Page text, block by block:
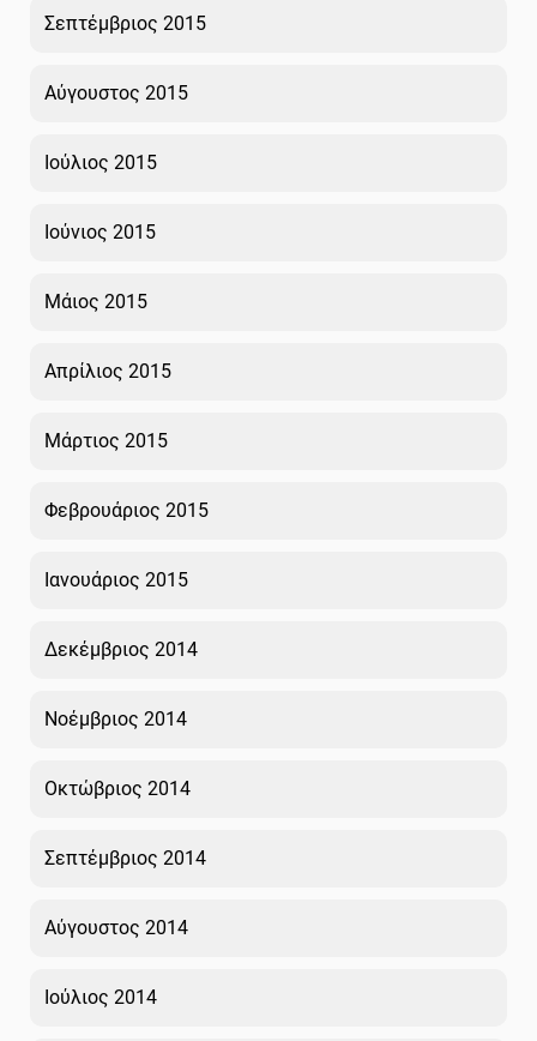
Σεπτέμβριος 2015
Αύγουστος 2015
Ιούλιος 2015
Ιούνιος 2015
Μάιος 2015
Απρίλιος 2015
Μάρτιος 2015
Φεβρουάριος 2015
Ιανουάριος 2015
Δεκέμβριος 2014
Νοέμβριος 2014
Οκτώβριος 2014
Σεπτέμβριος 2014
Αύγουστος 2014
Ιούλιος 2014